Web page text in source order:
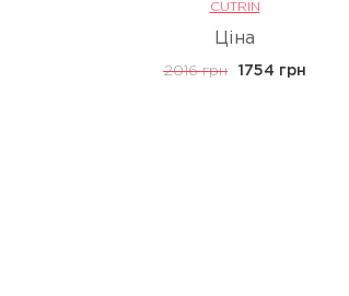
CUTRIN
Ціна
2016 грн 1754 грн